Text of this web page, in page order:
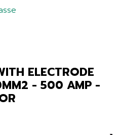
ELECTRODE
- 500 AMP -